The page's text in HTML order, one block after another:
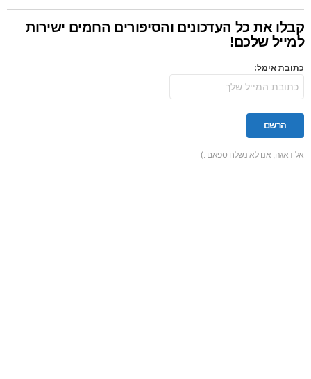
קבלו את כל העדכונים והסיפורים החמים ישירות
למייל שלכם!
כתובת אימל:
אל דאגה, אנו לא נשלח ספאם :)